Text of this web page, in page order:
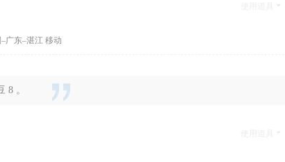
广东–湛江 移动
8 。